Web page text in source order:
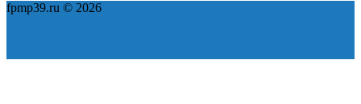
fpmp39.ru © 2026